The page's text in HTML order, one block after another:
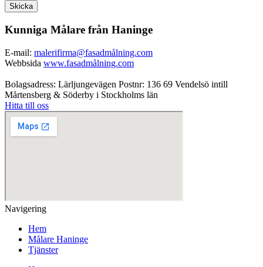
Skicka
Kunniga Målare från Haninge
E-mail: malerifirma@fasadmålning.com
Webbsida www.fasadmålning.com
Bolagsadress: Lärljungevägen Postnr: 136 69 Vendelsö intill
Mårtensberg & Söderby i Stockholms län
Hitta till oss
Navigering
Hem
Målare Haninge
Tjänster